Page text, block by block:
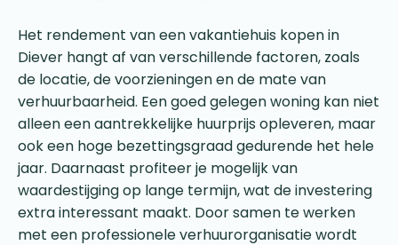
Het rendement van een vakantiehuis kopen in
Diever hangt af van verschillende factoren, zoals
de locatie, de voorzieningen en de mate van
verhuurbaarheid. Een goed gelegen woning kan niet
alleen een aantrekkelijke huurprijs opleveren, maar
ook een hoge bezettingsgraad gedurende het hele
jaar. Daarnaast profiteer je mogelijk van
waardestijging op lange termijn, wat de investering
extra interessant maakt. Door samen te werken
met een professionele verhuurorganisatie wordt